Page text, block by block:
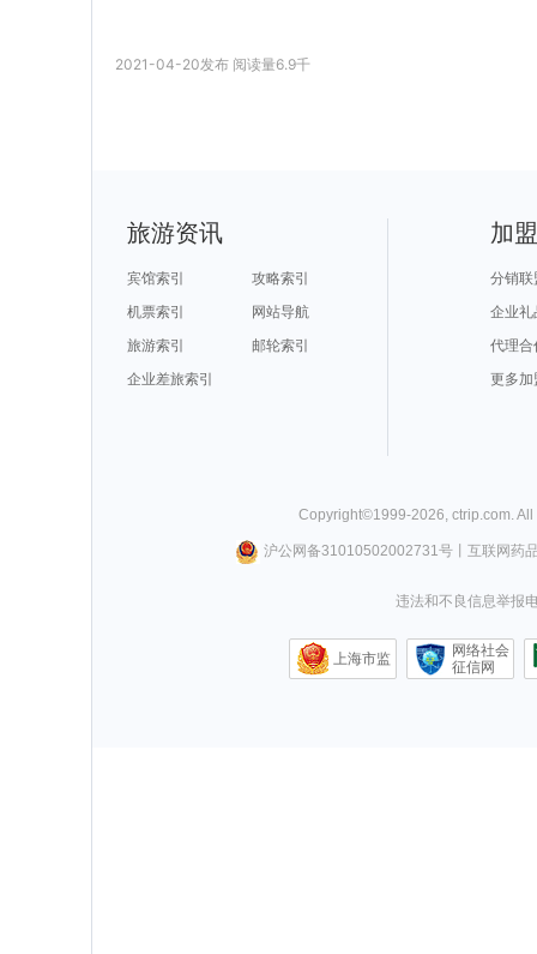
2021-04-20发布 阅读量6.9千
旅游资讯
宾馆索引
攻略索引
机票索引
网站导航
旅游索引
邮轮索引
企业差旅索引
加
分销联
企业礼
代理合
更多加
Copyright©1999-2026 ctrip.com .
沪公网备31010502002731号丨 互联网药
违法和不良信息举报
上海市监
网络社会
征信网